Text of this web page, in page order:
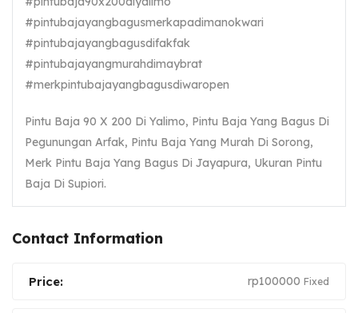
#pintubajayangbagusmerkapadimanokwari
#pintubajayangbagusdifakfak
#pintubajayangmurahdimaybrat
#merkpintubajayangbagusdiwaropen
Pintu Baja 90 X 200 Di Yalimo, Pintu Baja Yang Bagus Di
Pegunungan Arfak, Pintu Baja Yang Murah Di Sorong,
Merk Pintu Baja Yang Bagus Di Jayapura, Ukuran Pintu
Baja Di Supiori.
Contact Information
Price: rp100000 Fixed